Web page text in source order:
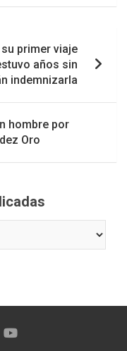
primer viaje
años sin
indemnizarla
hombre por
Oro